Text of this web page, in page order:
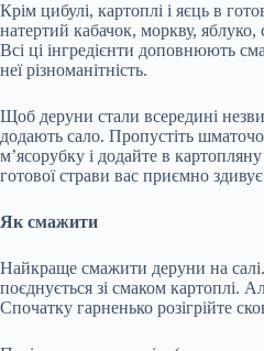
Крім цибулі, картоплі і яєць в
натертий кабачок, моркву,
Всі ці інгредієнти доповнюють
неї різноманітність.
Щоб деруни стали всередині
додають сало. Пропустіть
м’ясорубку і додайте в
готової страви вас приємно
Як смажити
Найкраще смажити деруни на
поєднується зі смаком картоплі.
Спочатку гарненько розігрійте